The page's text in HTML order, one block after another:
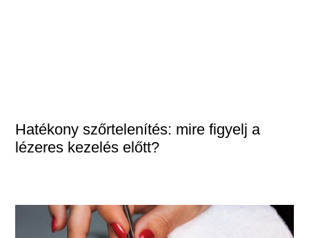
Hatékony szőrtelenítés: mire figyelj a
lézeres kezelés előtt?